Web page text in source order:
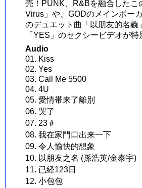
売！PUNK、R&Bを融合したこ
Virus」や、GODのメインボー
のデュエット曲「以朋友的名
「YES」のセクシービデオが特
Audio
01. Kiss
02. Yes
03. Call Me 5500
04. 4U
05. 愛情帯来了離別
06. 哭了
07. 23＃
08. 我在家門口出来一下
09. 令人愉快的想象
10. 以朋友之名 (孫浩英/金泰宇)
11. 已経123日
12. 小包包